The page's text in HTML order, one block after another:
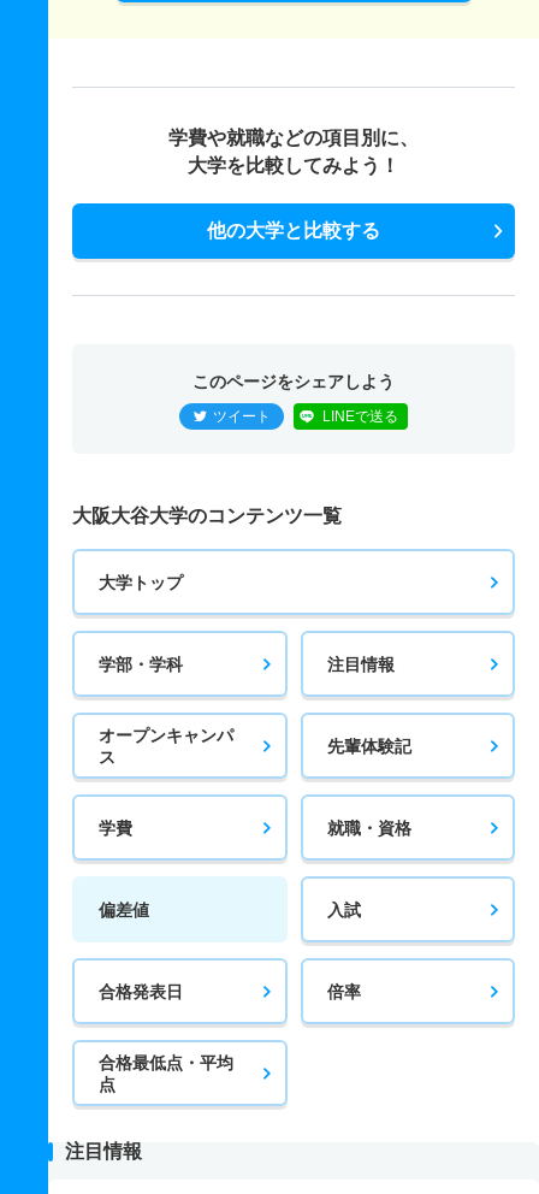
学費や就職などの項目別に、
大学を比較してみよう！
他の大学と比較する
このページをシェアしよう
ツイート LINEで送る
大阪大谷大学のコンテンツ一覧
大学トップ
学部・学科 注目情報
オープンキャンパ
ス
先輩体験記
学費 就職・資格
偏差値 入試
合格発表日 倍率
合格最低点・平均
点
注目情報